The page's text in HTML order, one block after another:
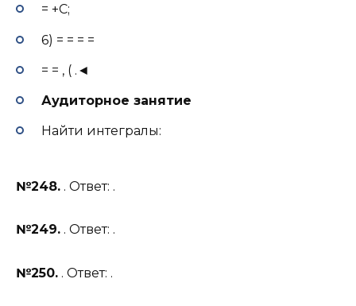
= +С;
6) = = = =
= = , ( .◄
Аудиторное занятие
Найти интегралы:
№248. . Ответ: .
№249. . Ответ: .
№250. . Ответ: .